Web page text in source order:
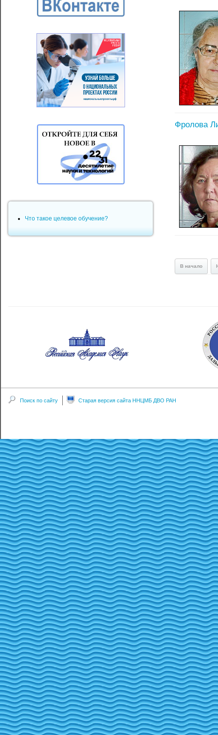
Фролова
В начало
Что такое целевое обучение?
Поиск по сайту Старая версия сайта ННЦМБ ДВО РАН